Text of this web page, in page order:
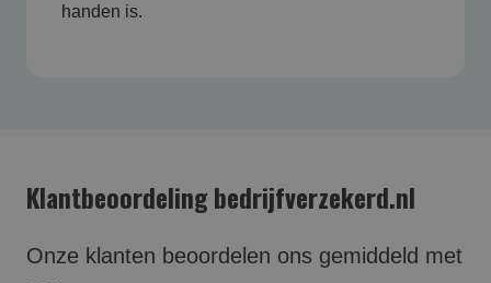
handen is.
Klantbeoordeling bedrijfverzekerd.nl
Onze klanten beoordelen ons gemiddeld met